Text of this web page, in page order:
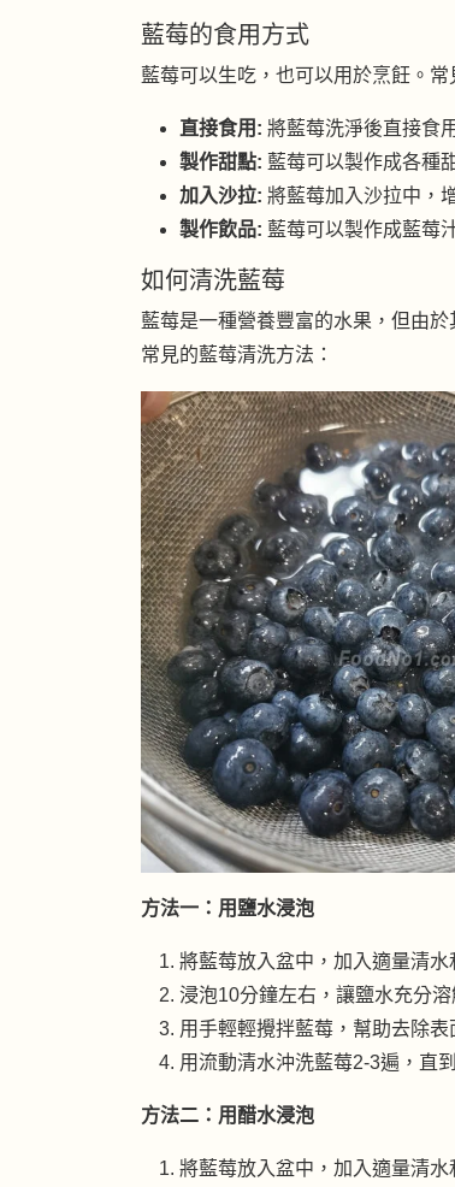
藍莓的食用方式
藍莓可以生吃，也可以用於烹飪。常
直接食用: 將藍莓洗淨後直接食
製作甜點: 藍莓可以製作成各種
加入沙拉: 將藍莓加入沙拉中，
製作飲品: 藍莓可以製作成藍莓
如何清洗藍莓
藍莓是一種營養豐富的水果，但由
常見的藍莓清洗方法：
方法一：用鹽水浸泡
將藍莓放入盆中，加入適量清水
浸泡10分鐘左右，讓鹽水充分溶
用手輕輕攪拌藍莓，幫助去除表
用流動清水沖洗藍莓2-3遍，直
方法二：用醋水浸泡
將藍莓放入盆中，加入適量清水